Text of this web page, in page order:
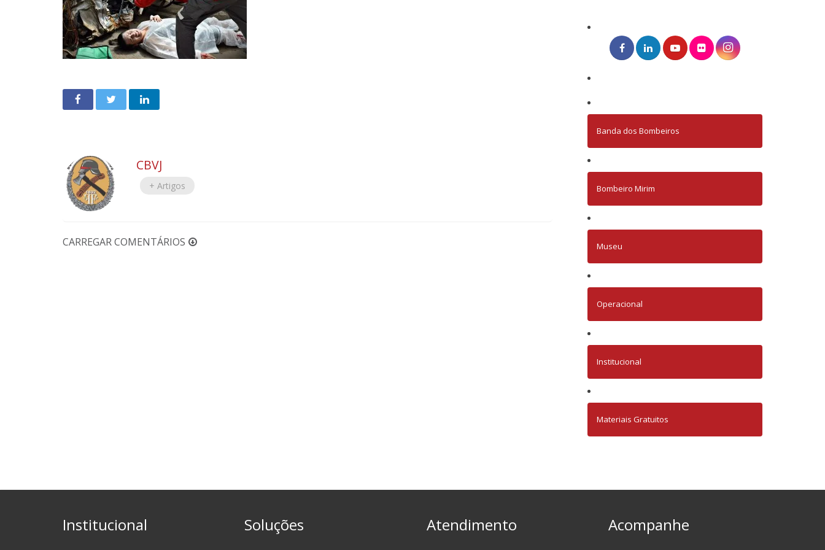
CBVJ
+ Artigos
CARREGAR COMENTÁRIOS
Banda dos Bombeiros
Bombeiro Mirim
Museu
Operacional
Institucional
Materiais Gratuitos
Institucional Soluções Atendimento Acompanhe